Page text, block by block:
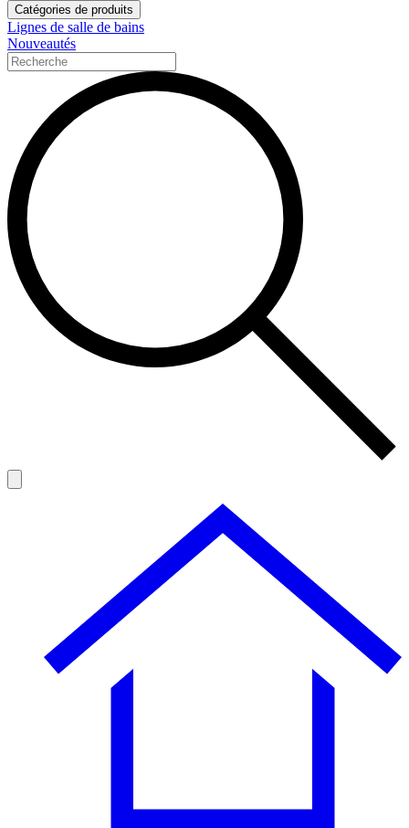
Catégories de produits
Lignes de salle de bains
Nouveautés